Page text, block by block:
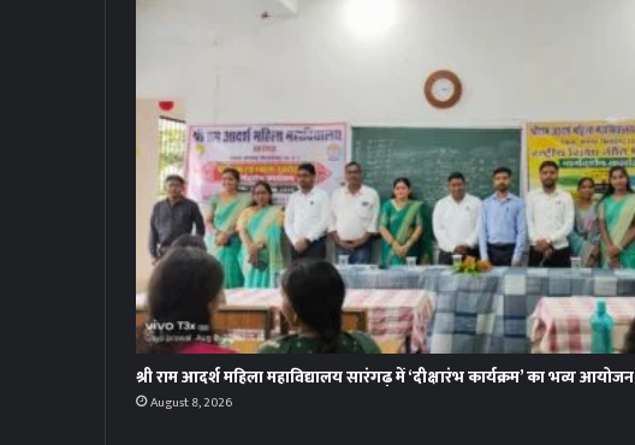
श्री राम आदर्श महिला महाविद्यालय सारंगढ़ में ‘दीक्षारंभ कार्यक्रम’ का भव्य आयोजन
August 8, 2026